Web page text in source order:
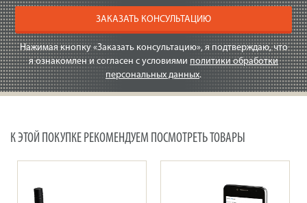
ЗАКАЗАТЬ КОНСУЛЬТАЦИЮ
Нажимая кнопку «Заказать консультацию», я подтверждаю, что
я ознакомлен и согласен с условиями политики обработки
персональных данных.
К ЭТОЙ ПОКУПКЕ РЕКОМЕНДУЕМ ПОСМОТРЕТЬ ТОВАРЫ